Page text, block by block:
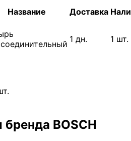
Название Доставка
1 дн. 1 шт.
бренда BOSCH